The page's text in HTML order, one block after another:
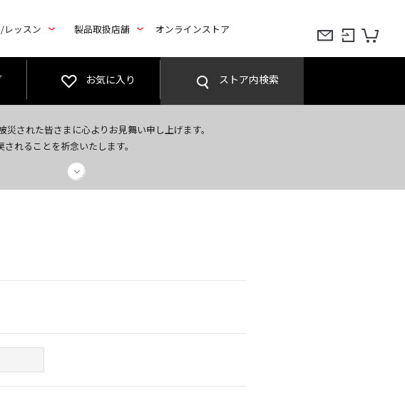
レッスン 製品取扱店舗 オンラインストア
お気に入り ストア内検索
された皆さまに心よりお見舞い申し上げます。
れることを祈念いたします。
レゼント！